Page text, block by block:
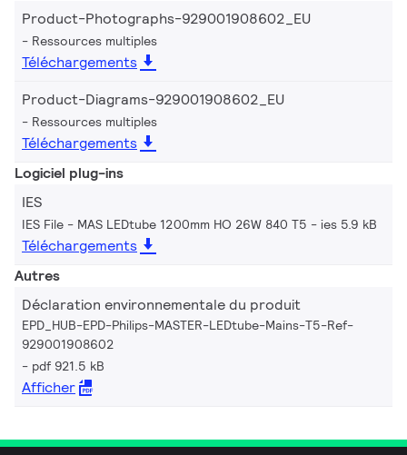
Product-Photographs-929001908602_EU
Ressources multiples
Téléchargements
Product-Diagrams-929001908602_EU
Ressources multiples
Téléchargements
Logiciel plug-ins
IES
IES File - MAS LEDtube 1200mm HO 26W 840 T5 ies 5.9 kB
Téléchargements
Autres
Déclaration environnementale du produit
EPD_HUB-EPD-Philips-MASTER-LEDtube-Mains-T5-Ref-
929001908602
pdf 921.5 kB
Afficher